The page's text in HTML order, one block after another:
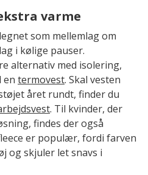
varme
som mellemlag om
i kølige pauser.
alternativ med isolering,
en termovest. Skal vesten
året rundt, finder du
. Til kvinder, der
findes der også
er populær, fordi farven
og skjuler let snavs i